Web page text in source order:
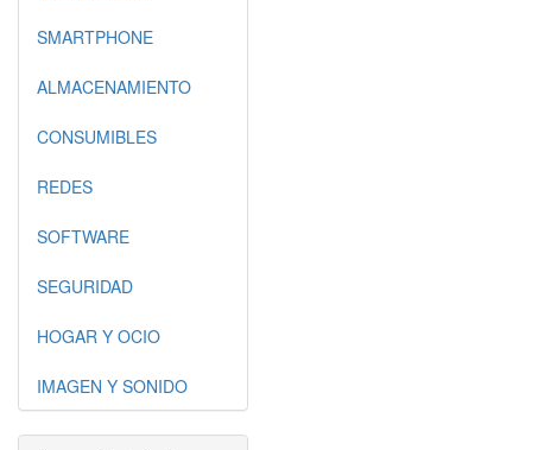
SMARTPHONE
ALMACENAMIENTO
CONSUMIBLES
REDES
SOFTWARE
SEGURIDAD
HOGAR Y OCIO
IMAGEN Y SONIDO